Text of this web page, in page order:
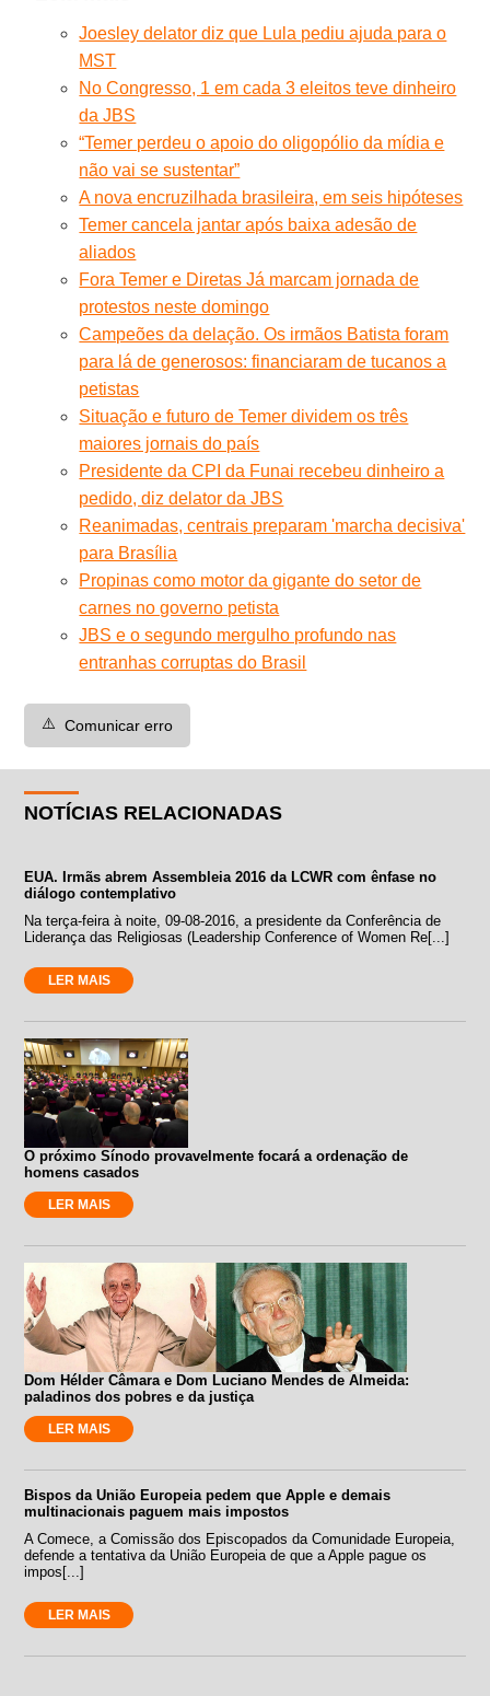
Joesley delator diz que Lula pediu ajuda para o
MST
No Congresso, 1 em cada 3 eleitos teve dinheiro
da JBS
“Temer perdeu o apoio do oligopólio da mídia e
não vai se sustentar”
A nova encruzilhada brasileira, em seis hipóteses
Temer cancela jantar após baixa adesão de
aliados
Fora Temer e Diretas Já marcam jornada de
protestos neste domingo
Campeões da delação. Os irmãos Batista foram
para lá de generosos: financiaram de tucanos a
petistas
Situação e futuro de Temer dividem os três
maiores jornais do país
Presidente da CPI da Funai recebeu dinheiro a
pedido, diz delator da JBS
Reanimadas, centrais preparam 'marcha decisiva'
para Brasília
Propinas como motor da gigante do setor de
carnes no governo petista
JBS e o segundo mergulho profundo nas
entranhas corruptas do Brasil
⚠️ Comunicar erro
NOTÍCIAS RELACIONADAS
EUA. Irmãs abrem Assembleia 2016 da LCWR com ênfase no
diálogo contemplativo
Na terça-feira à noite, 09-08-2016, a presidente da Conferência de
Liderança das Religiosas (Leadership Conference of Women Re[...]
LER MAIS
O próximo Sínodo provavelmente focará a ordenação de
homens casados
LER MAIS
Dom Hélder Câmara e Dom Luciano Mendes de Almeida:
paladinos dos pobres e da justiça
LER MAIS
Bispos da União Europeia pedem que Apple e demais
multinacionais paguem mais impostos
A Comece, a Comissão dos Episcopados da Comunidade Europeia,
defende a tentativa da União Europeia de que a Apple pague os
impos[...]
LER MAIS